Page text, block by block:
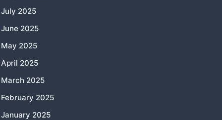
July 2025
June 2025
May 2025
April 2025
March 2025
February 2025
January 2025